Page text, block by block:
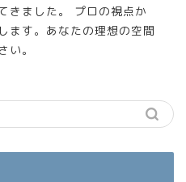
きました。 プロの視点か
ます。あなたの理想の空間
い。